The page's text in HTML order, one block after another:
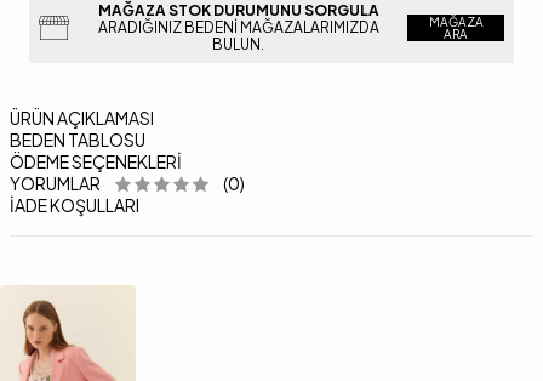
MAĞAZA STOK DURUMUNU SORGULA
ARADIĞINIZ BEDENI MAĞAZALARIMIZDA
BULUN.
MAĞAZA
ARA
ÜRÜN AÇIKLAMASI
BEDEN TABLOSU
ÖDEME SEÇENEKLERI
YORUMLAR
(0)
İADE KOŞULLARI